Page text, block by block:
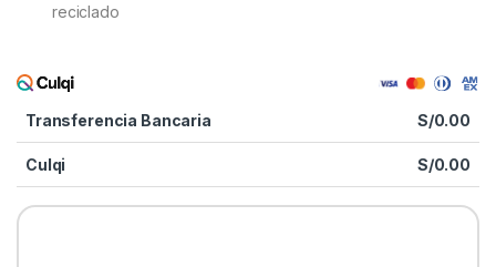
reciclado
Transferencia Bancaria S/0.00
Culqi S/0.00